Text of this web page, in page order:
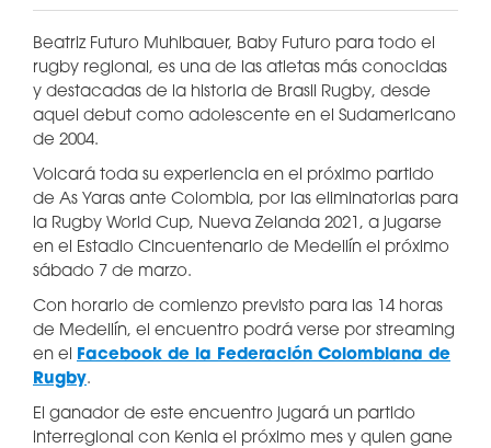
Beatriz Futuro Muhlbauer, Baby Futuro para todo el
rugby regional, es una de las atletas más conocidas
y destacadas de la historia de Brasil Rugby, desde
aquel debut como adolescente en el Sudamericano
de 2004.
Volcará toda su experiencia en el próximo partido
de As Yaras ante Colombia, por las eliminatorias para
la Rugby World Cup, Nueva Zelanda 2021, a jugarse
en el Estadio Cincuentenario de Medellín el próximo
sábado 7 de marzo.
Con horario de comienzo previsto para las 14 horas
de Medellín, el encuentro podrá verse por streaming
en el Facebook de la Federación Colombiana de
Rugby.
El ganador de este encuentro jugará un partido
interregional con Kenia el próximo mes y quien gane